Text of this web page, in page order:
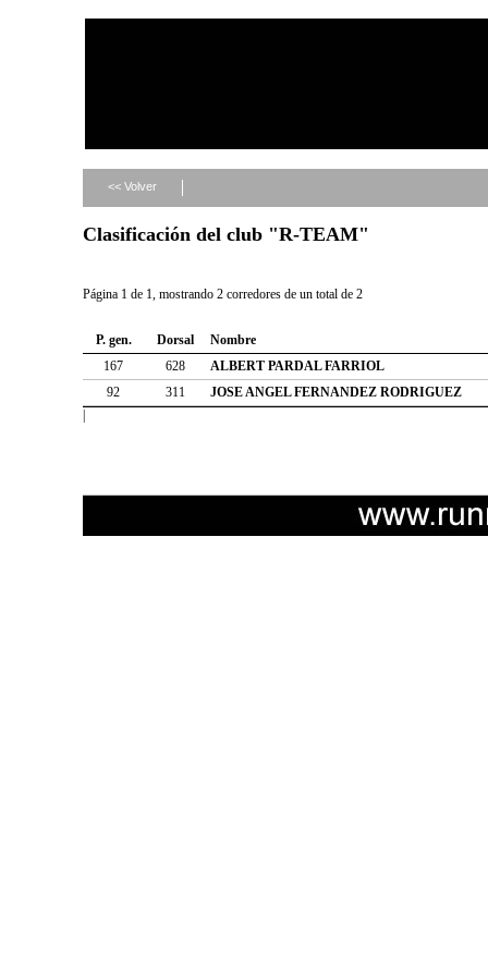
<< Volver
Clasificación del club "R-TEAM"
Página 1 de 1, mostrando 2 corredores de un total de 2
P. gen. Dorsal
Nombre
167
628
ALBERT PARDAL FARRIOL
92
311
JOSE ANGEL FERNANDEZ RODRIGUEZ
|